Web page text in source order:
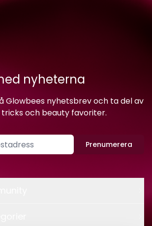
nyheterna
Glowbees nyhetsbrev och ta del av
och beauty favoriter.
Prenumerera